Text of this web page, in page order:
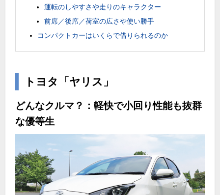
運転のしやすさや走りのキャラクター
前席／後席／荷室の広さや使い勝手
コンパクトカーはいくらで借りられるのか
トヨタ「ヤリス」
どんなクルマ？：軽快で小回り性能も抜群
な優等生